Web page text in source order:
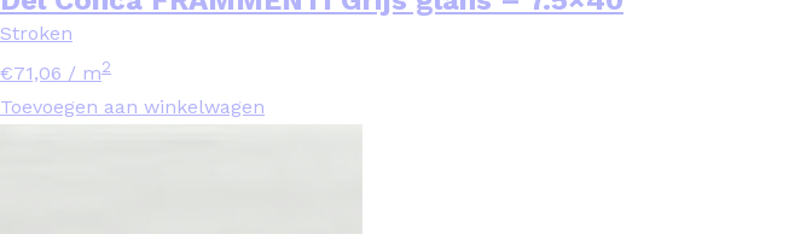
Stroken
€71,06 / m2
Toevoegen aan winkelwagen